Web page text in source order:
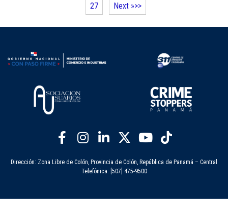
27 Next »
Dirección: Zona Libre de Colón, Provincia de Colón, República de Panamá – Central
Telefónica: [507] 475-9500